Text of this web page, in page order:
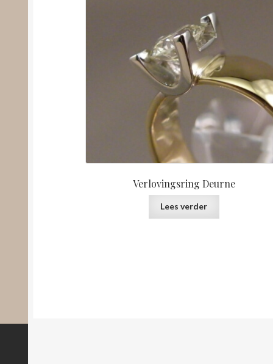
Verlovingsring Deurne
Lees verder